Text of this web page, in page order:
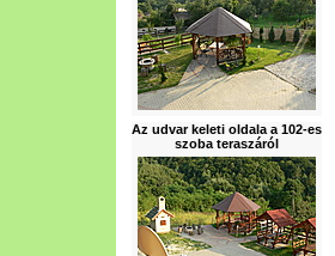
Az udvar keleti oldala a 102-es
szoba teraszáról